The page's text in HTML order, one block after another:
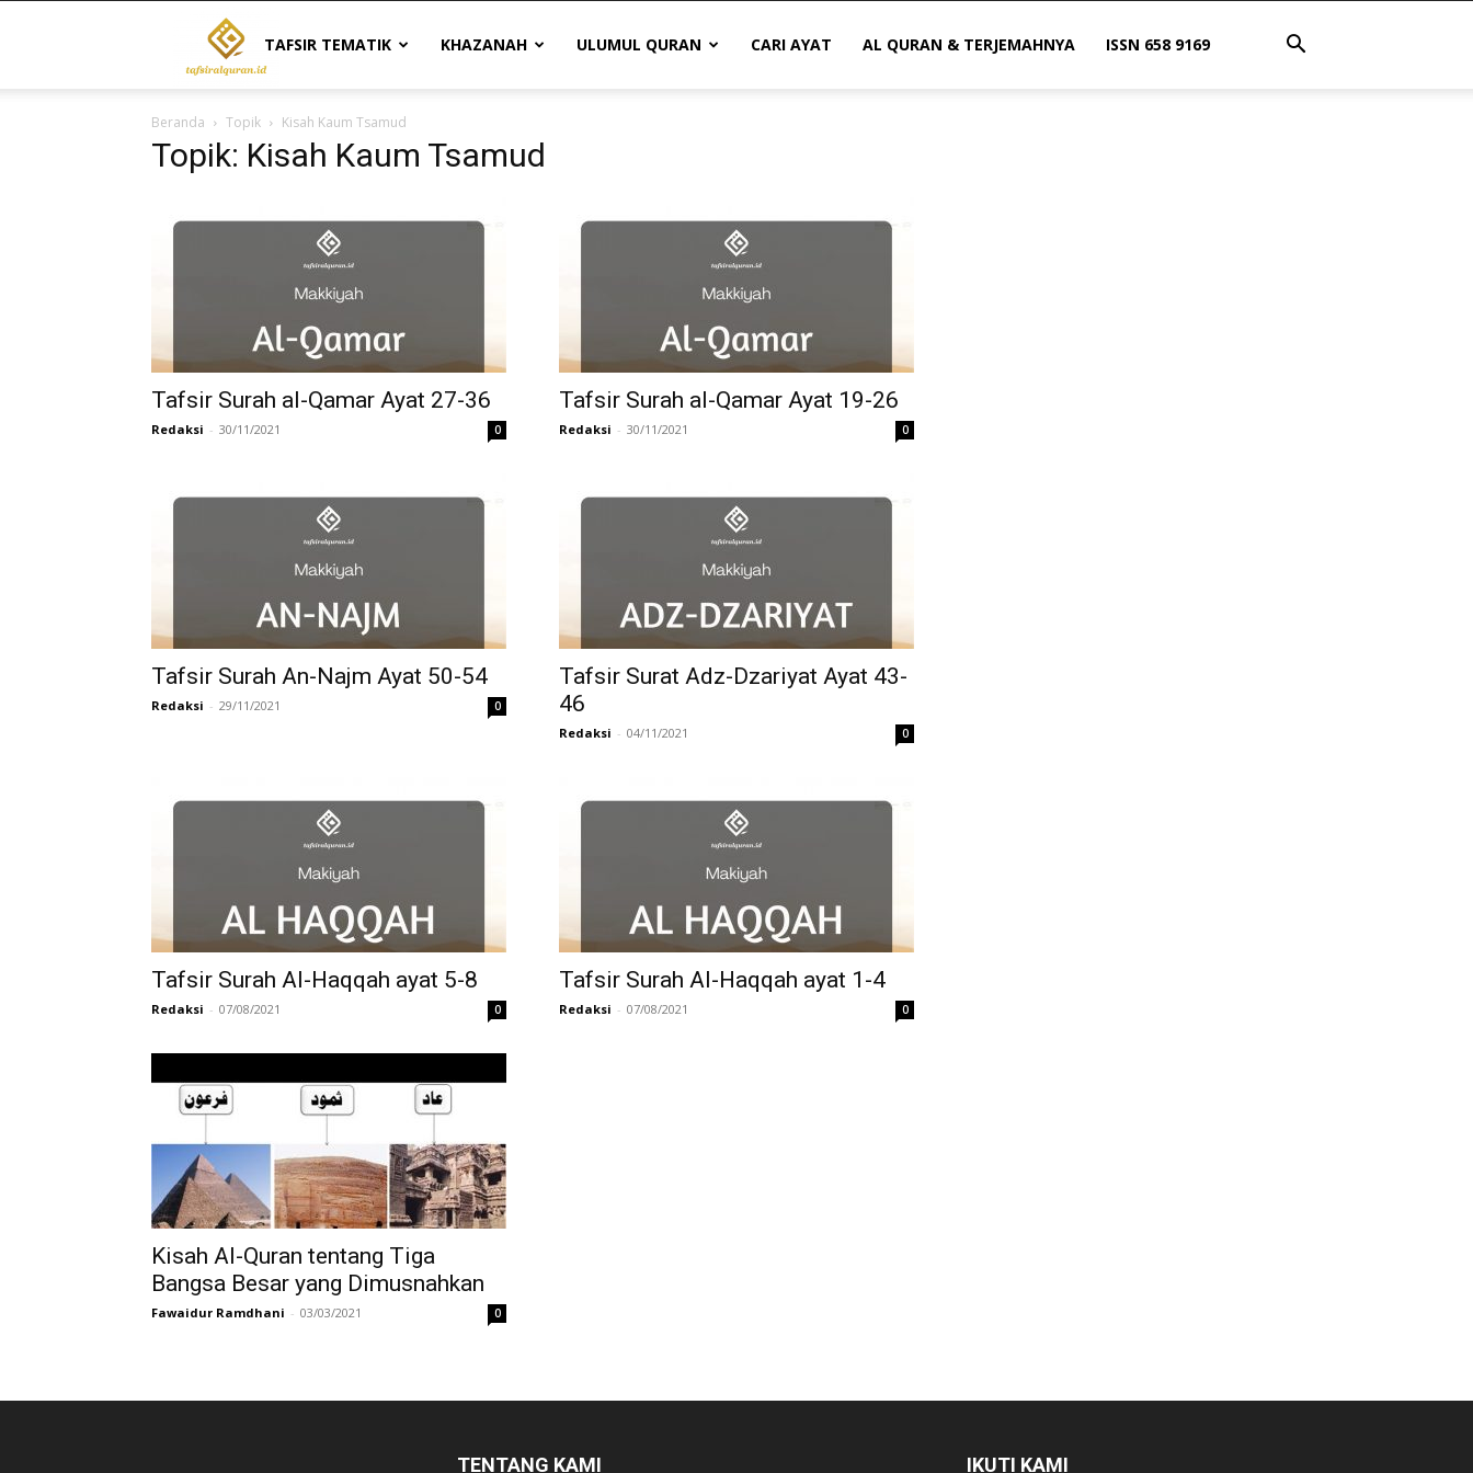
Tafsir
Al
Quran
Referensi
TAFSIR TEMATIK KHAZANAH ULUMUL QURAN CARI AYAT AL QURAN & TERJEMAHNYA ISSN 658 9169
Beranda Topik Kisah Kaum Tsamud
Topik: Kisah Kaum Tsamud
Tafsir Surah al-Qamar Ayat 27-36
Redaksi - 30/11/2021 0
Tafsir Surah al-Qamar Ayat 19-26
Redaksi - 30/11/2021 0
Tafsir Surah An-Najm Ayat 50-54
Redaksi - 29/11/2021 0
Tafsir Surat Adz-Dzariyat Ayat 43-
46
Redaksi - 04/11/2021 0
Tafsir Surah Al-Haqqah ayat 5-8
Redaksi - 07/08/2021 0
Tafsir Surah Al-Haqqah ayat 1-4
Redaksi - 07/08/2021 0
Kisah Al-Quran tentang Tiga
Bangsa Besar yang Dimusnahkan
Fawaidur Ramdhani - 03/03/2021 0
TENTANG KAMI IKUTI KAMI